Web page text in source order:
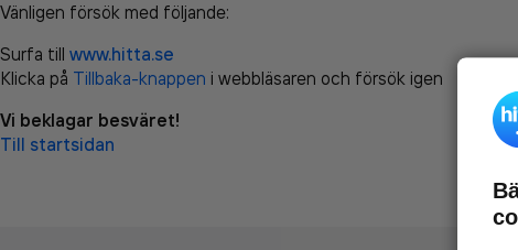
Vänligen försök med följande:
Surfa till www.hitta.se
Klicka på Tillbaka-knappen i webbläsaren och försök igen
Vi beklagar besväret!
Till startsidan